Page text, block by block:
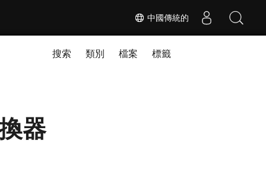
中國傳統的
搜索 類別 檔案 標籤
器